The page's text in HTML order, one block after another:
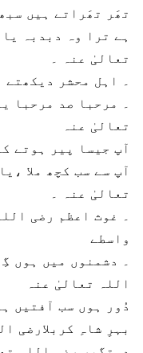
تھَر تھَراتے ہیں
ہے ترا وہ دبدبہ
تعالیٰ عنہ ۔
۔ اہل محشر
۔ مرحبا صد مرحبا
تعالیٰ عنہ
آپ جیسا پیر ہوتے
آپ سے سب کچھ ملا
تعالیٰ عنہ ۔
۔ غوث اعظم رضی
واسطے
۔ دشمنوں میں ہوں
اللہ تعالیٰ عنہ
دُور ہوں سب آفتیں
بہرِ شاہِ کربلارضی